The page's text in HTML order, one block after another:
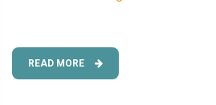
READ MORE